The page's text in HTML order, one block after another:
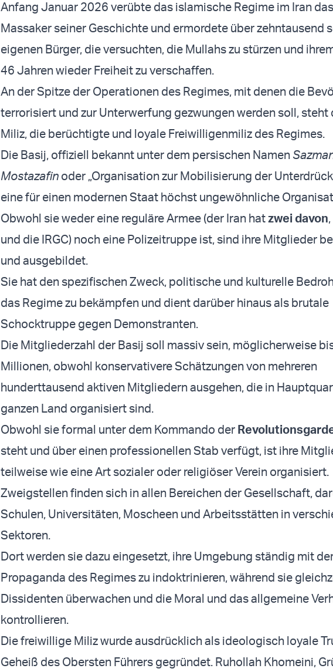
Anfang Januar 2026 verübte das islamische Regime im Iran
Massaker seiner Geschichte und ermordete über zehntausend
eigenen Bürger, die versuchten, die Mullahs zu stürzen und
46 Jahren wieder Freiheit zu verschaffen.
An der Spitze der Operationen des Regimes, mit denen die
terrorisiert und zur Unterwerfung gezwungen werden soll, steht
Miliz, die berüchtigte und loyale Freiwilligenmiliz des Regimes.
Die Basij, offiziell bekannt unter dem persischen Namen
Mostazafin oder „Organisation zur Mobilisierung der
eine für einen modernen Staat höchst ungewöhnliche
Obwohl sie weder eine reguläre Armee (der Iran hatzwei davon
und die IRGC) noch eine Polizeitruppe ist, sind ihre Mitglieder
und ausgebildet.
Sie hat den spezifischen Zweck, politische und kulturelle
das Regime zu bekämpfen und dient darüber hinaus als brutale
Schocktruppe gegen Demonstranten.
Die Mitgliederzahl der Basij soll massiv sein, möglicherweise
Millionen, obwohl konservativere Schätzungen von mehreren
hunderttausend aktiven Mitgliedern ausgehen, die in
ganzen Land organisiert sind.
Obwohl sie formal unter dem Kommando der
steht und über einen professionellen Stab verfügt, ist ihre
teilweise wie eine Art sozialer oder religiöser Verein organisiert.
Zweigstellen finden sich in allen Bereichen der Gesellschaft,
Schulen, Universitäten, Moscheen und Arbeitsstätten in
Sektoren.
Dort werden sie dazu eingesetzt, ihre Umgebung ständig mit
Propaganda des Regimes zu indoktrinieren, während sie
Dissidenten überwachen und die Moral und das allgemeine
kontrollieren.
Die freiwillige Miliz wurde ausdrücklich als ideologisch loyale
Geheiß des Obersten Führers gegründet. Ruhollah Khomeini,